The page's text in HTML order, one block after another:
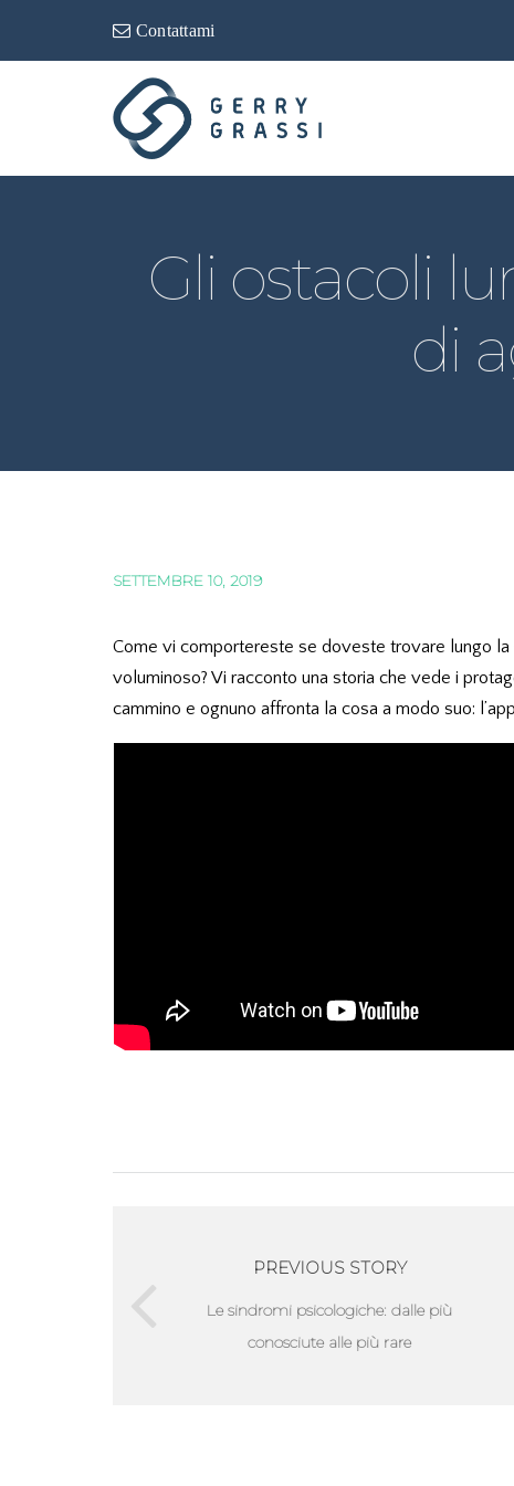
Contattami
Gli ostacoli
di
SETTEMBRE 10, 2019
Come vi comportereste se doveste trovare lungo
voluminoso? Vi racconto una storia che vede i
cammino e ognuno affronta la cosa a modo suo:
PREVIOUS STORY
Le sindromi psicologiche: dalle più
conosciute alle più rare